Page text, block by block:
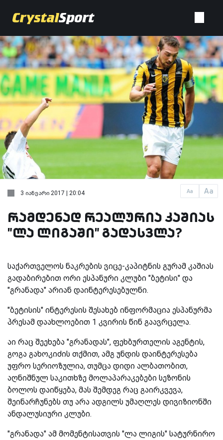
Aa Aa
3 იანვარი 2017 | 20:04
რამდენად რეალურია კაშიას
"ლა ლიგაში" გადასვლა?
საქართველოს ნაკრების ვიცე-კაპიტნის გურამ კაშიას
გადაბირებით ორი ესპანური კლუბი "ბეტისი" და
"გრანადა" არიან დაინტერესებულნი.
"ბეტისის" ინტერესის შესახებ ინფორმაცია ესპანურმა
პრესამ დაახლოებით 1 კვირის წინ გაავრცელა.
აი რაც შეეხება "გრანადას", ფეხბურთელის აგენტის,
გოგა გახოკიძის თქმით, ამგ უნდის დაინტერესება
უფრო სერიოზულია, თუმცა დიდი ალბათობით,
აღნიშნულ საკითხზე მოლაპარაკებები სეზონის
ბოლოს დაიწყება, მას შემდეგ რაც გაირკვევა,
შეინარჩუნებს თუ არა ადგილს უმაღლეს დივიზიონში
ანდალუსიური კლუბი.
"გრანადა" ამ მომენტისათვის "ლა ლიგის" სატურნირო